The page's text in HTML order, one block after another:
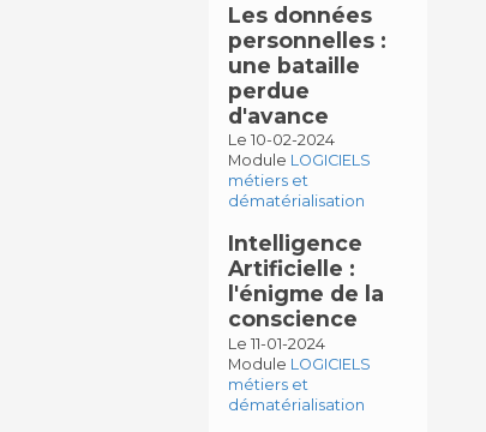
Les données
personnelles :
une bataille
perdue
d'avance
Le 10-02-2024
Module LOGICIELS
métiers et
dématérialisation
Intelligence
Artificielle :
l'énigme de la
conscience
Le 11-01-2024
Module LOGICIELS
métiers et
dématérialisation